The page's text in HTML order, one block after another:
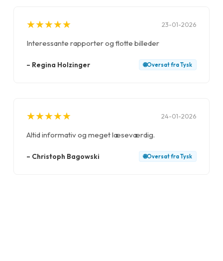
★
★★
★★
★★
★★
★ 23-01-2026
Interessante rapporter og flotte billeder
– Regina Holzinger 🌐Oversat fraTysk
★
★★
★★
★★
★★
★ 24-01-2026
Altid informativ og meget læseværdig.
– Christoph Bagowski 🌐Oversat fraTysk